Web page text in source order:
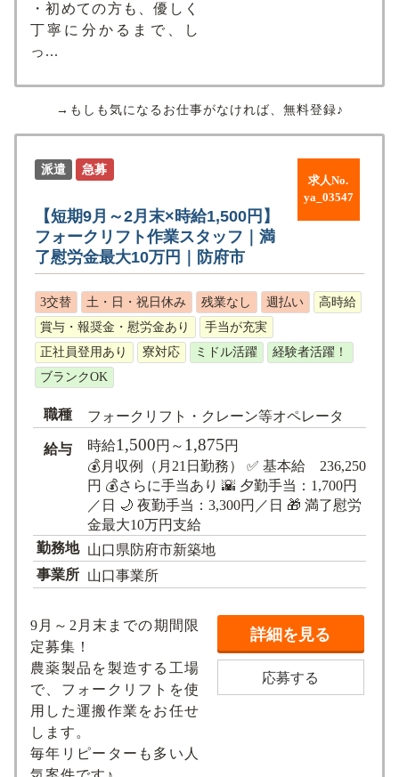
・初めての方も、優しく
丁寧に分かるまで、し
っ...
→もしも気になるお仕事がなければ、無料登録♪
求人No.
ya_03547
派遣 急募
【短期9月～2月末×時給1,500円】
フォークリフト作業スタッフ｜満
了慰労金最大10万円｜防府市
3交替 土・日・祝日休み 残業なし 週払い
高時給
賞与・報奨金・慰労金あり
手当が充実
正社員登用あり
寮対応 ミドル活躍
経験者活躍！
ブランクOK
職種 フォークリフト・クレーン等オペレータ
給与 時給1,500円～ 1,875円
💰月収例（月21日勤務） ✅ 基本給 236,250
円 💰さらに手当あり 🌇 夕勤手当：1,700円
／日 🌙 夜勤手当：3,300円／日 🎁 満了慰労
金最大10万円支給
勤務地 山口県防府市新築地
事業所 山口事業所
9月～2月末までの期間限
定募集！
農薬製品を製造する工場
で、フォークリフトを使
用した運搬作業をお任せ
します。
毎年リピーターも多い人
詳細を見る
応募する